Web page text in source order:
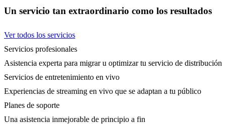
Un servicio tan extraordinario como los resultados
Ver todos los servicios
Servicios profesionales
Asistencia experta para migrar u optimizar tu servicio de distribución
Servicios de entretenimiento en vivo
Experiencias de streaming en vivo que se adaptan a tu público
Planes de soporte
Una asistencia inmejorable de principio a fin